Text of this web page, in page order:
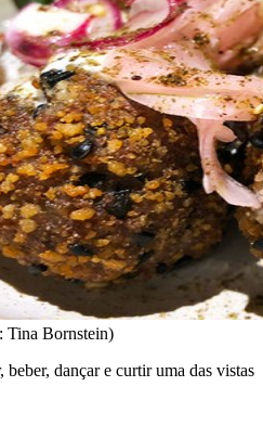
Tina Bornstein)
dançar e curtir uma das vistas